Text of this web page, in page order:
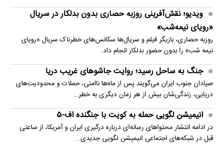
ویدیو؛ نقش‌آفرینی روزبه حصاری بدون بدلکار در سریال
«رویای نیمه‌شب»
روزبه حصاری، بازیگر فیلم و سریال‌ها سکانس‌های خطرناک سریال «رویای
نیمه شب» را بدون حضور بدلکار انجام داد.
جنگ به ساحل رسید؛ روایت جاشوهای غریب دریا
صیادان جنوب ایران می‌گویند پس از ماه‌ها ناامنی، حملات و محدودیت‌های
دریایی، زندگی‌شان بیش از هر زمان دیگری به خطر…
انیمیشن لگویی حمله به کویت با جنگنده اف-۵
در ادامه انتشار محتواهای رسانه‌ای درباره درگیری ایران و آمریکا، از ساعتی
قبل در شبکه‌های اجتماعی انیمیشن لگویی جدیدی…